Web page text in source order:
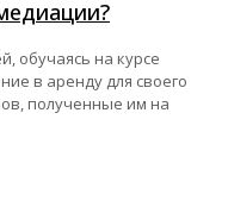
обучаясь на курсе
в аренду для своего
полученные им на